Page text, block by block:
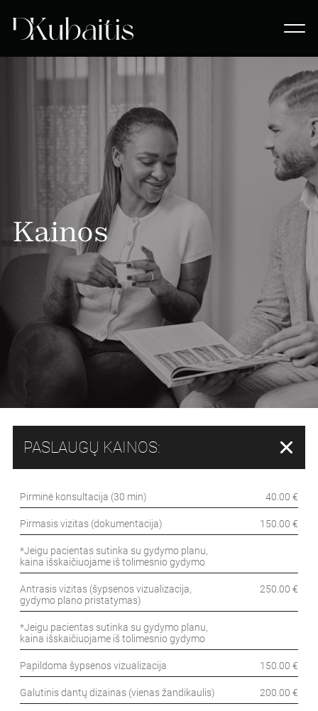
Kainos
PASLAUGŲ KAINOS:
Pirminė konsultacija (30 min) 40.00 €
Pirmasis vizitas (dokumentacija) 150.00 €
*Jeigu pacientas sutinka su gydymo planu,
kaina išskaičiuojame iš tolimesnio gydymo
Antrasis vizitas (šypsenos vizualizacija,
gydymo plano pristatymas)
250.00 €
*Jeigu pacientas sutinka su gydymo planu,
kaina išskaičiuojame iš tolimesnio gydymo
Papildoma šypsenos vizualizacija 150.00 €
Galutinis dantų dizainas (vienas žandikaulis) 200.00 €